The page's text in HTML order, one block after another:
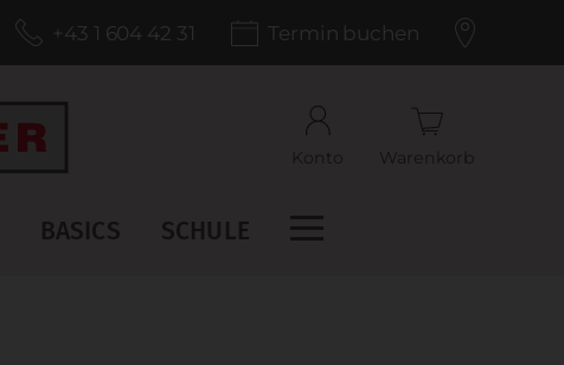
+43 1 604 42 31 Termin buchen
Konto
Warenkorb
BASICS SCHULE